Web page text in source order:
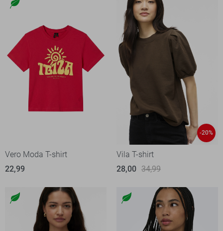
Vero Moda T-shirt
22,99
-20%
Vila T-shirt
28,00 34,99